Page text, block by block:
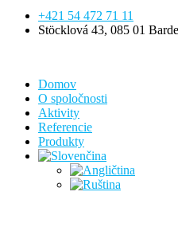
+421 54 472 71 11
Stöcklová 43, 085 01
Domov
O spoločnosti
Aktivity
Referencie
Produkty